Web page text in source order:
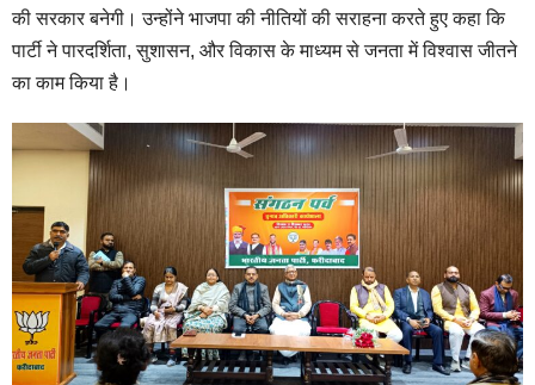
की सरकार बनेगी। उन्होंने भाजपा की नीतियों की सराहना करते हुए कहा कि
पार्टी ने पारदर्शिता, सुशासन, और विकास के माध्यम से जनता में विश्वास जीतने
का काम किया है।